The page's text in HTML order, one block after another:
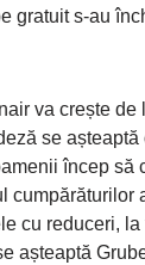
gratuit s-au
va crește
se
încep să
cu reduceri,
așteaptă